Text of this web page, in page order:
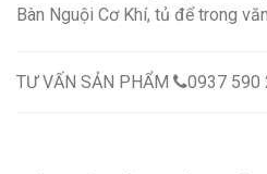
Bàn Nguội Cơ Khí, tủ để trong
TƯ VẤN SẢN PHẨM 0937 590